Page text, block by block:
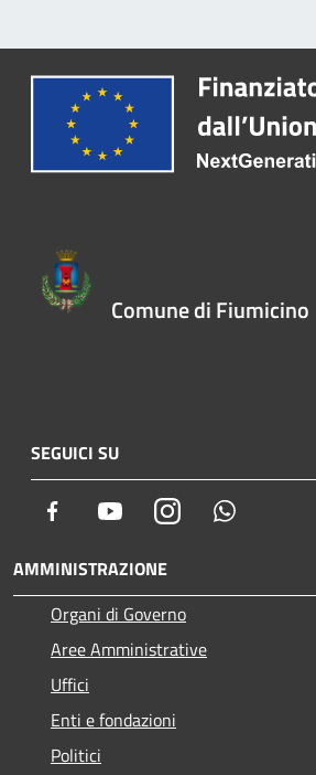
Comune di Fiumicino
SEGUICI SU
Facebook YoutubeInstagram
AMMINISTRAZIONE
Organi di Governo
Aree Amministrative
Uffici
Enti e fondazioni
Politici